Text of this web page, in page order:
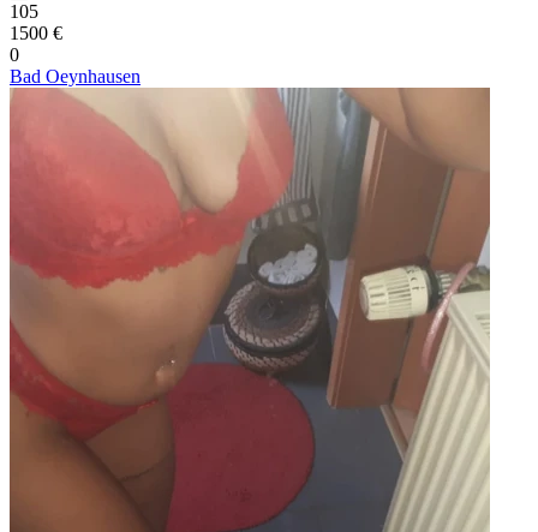
105
1500 €
0
Bad Oeynhausen